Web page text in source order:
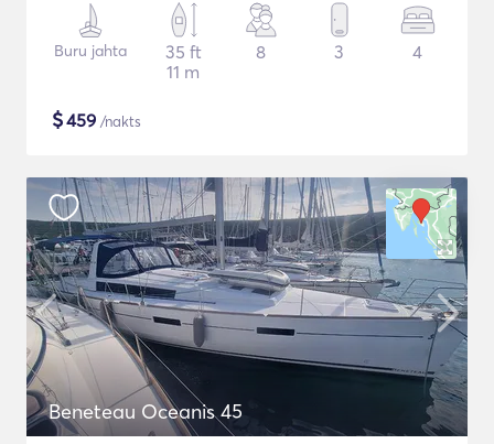
Buru jahta
35 ft
11 m
8 3 4
$459 /nakts
Beneteau Oceanis 45